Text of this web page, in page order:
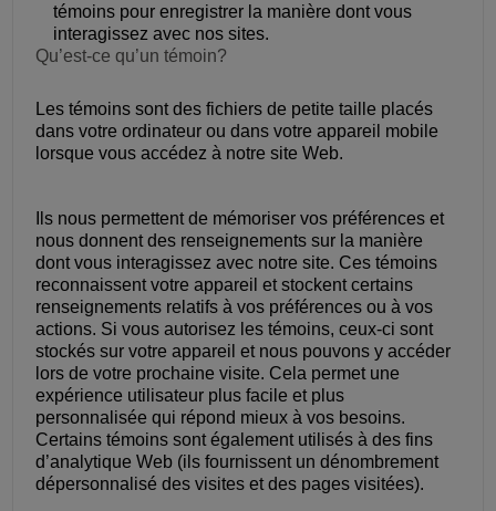
témoins pour enregistrer la manière dont vous
interagissez avec nos sites.
Qu’est-ce qu’un témoin?
Les témoins sont des fichiers de petite taille placés
dans votre ordinateur ou dans votre appareil mobile
lorsque vous accédez à notre site Web.
Ils nous permettent de mémoriser vos préférences et
nous donnent des renseignements sur la manière
dont vous interagissez avec notre site. Ces témoins
reconnaissent votre appareil et stockent certains
renseignements relatifs à vos préférences ou à vos
actions. Si vous autorisez les témoins, ceux-ci sont
stockés sur votre appareil et nous pouvons y accéder
lors de votre prochaine visite. Cela permet une
expérience utilisateur plus facile et plus
personnalisée qui répond mieux à vos besoins.
Certains témoins sont également utilisés à des fins
d’analytique Web (ils fournissent un dénombrement
dépersonnalisé des visites et des pages visitées).